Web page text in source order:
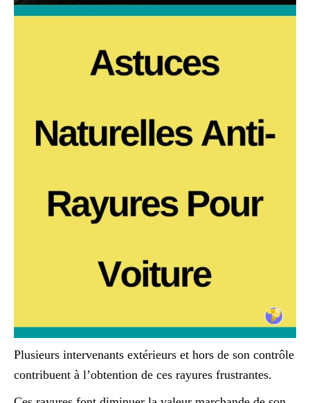
Plusieurs intervenants extérieurs et hors de son contrôle
contribuent à l’obtention de ces rayures frustrantes.